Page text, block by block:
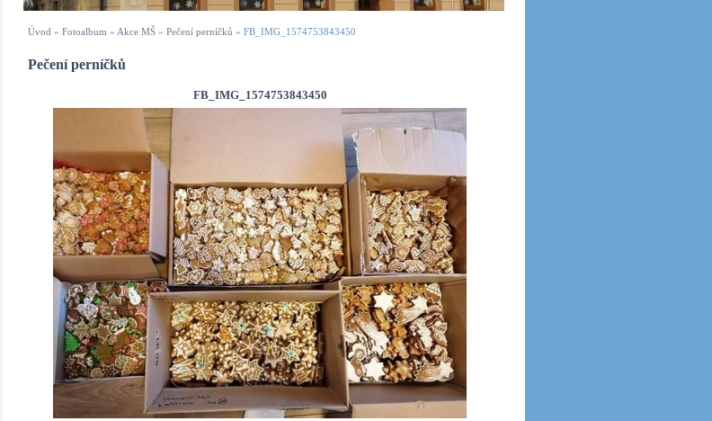
Úvod » Fotoalbum » Akce MŠ » Pečení perníčků » FB_IMG_1574753843450
Pečení perníčků
FB_IMG_1574753843450